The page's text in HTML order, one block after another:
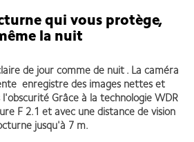
qui vous protège,
la nuit
de jour comme de nuit . La caméra
enregistre des images nettes et
Grâce à la technologie WDR
F 2.1 et avec une distance de vision
jusqu'à 7 m.